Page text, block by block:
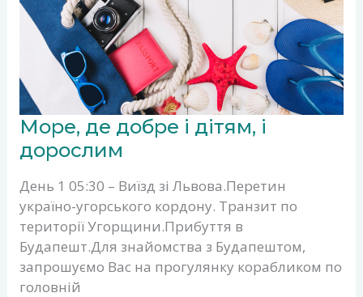
Море, де добре і дітям, і
дорослим
День 1 05:30 – Виїзд зі Львова.Перетин
україно-угорського кордону. Транзит по
території Угорщини.Прибуття в
Будапешт.Для знайомства з Будапештом,
запрошуємо Вас на прогулянку корабликом по
головній
МОРЕ,
ДЕ
ДОБРЕ
І
І
ДОРОСЛИМ